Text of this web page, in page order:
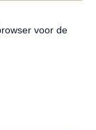
voor de